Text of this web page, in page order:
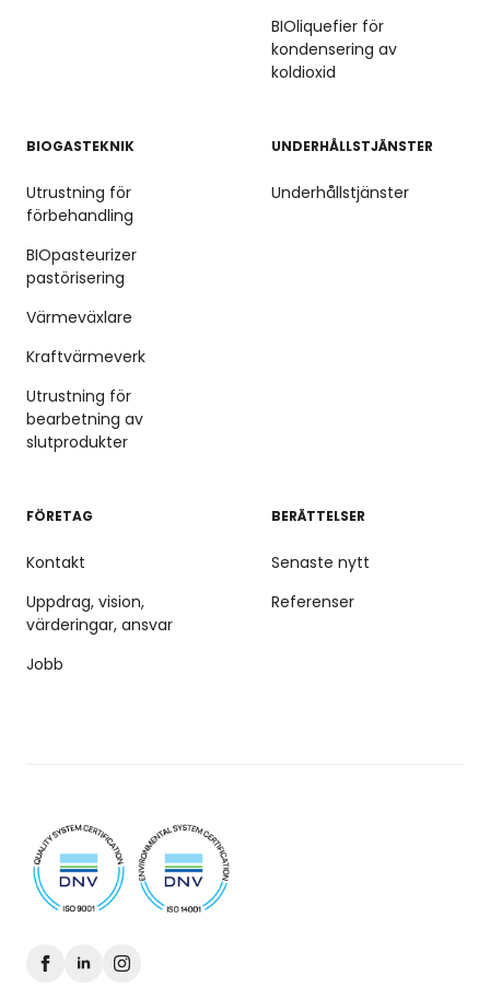
BIOliquefier för
kondensering av
koldioxid
BIOGASTEKNIK
Utrustning för
förbehandling
BIOpasteurizer
pastörisering
Värmeväxlare
Kraftvärmeverk
Utrustning för
bearbetning av
slutprodukter
UNDERHÅLLSTJÄNSTER
Underhållstjänster
FÖRETAG
Kontakt
Uppdrag, vision,
värderingar, ansvar
Jobb
BERÄTTELSER
Senaste nytt
Referenser